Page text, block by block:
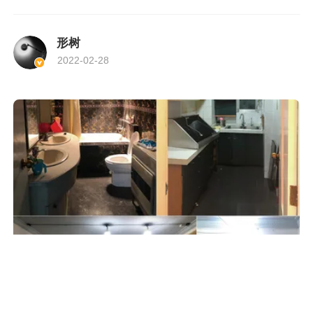
形树
2022-02-28